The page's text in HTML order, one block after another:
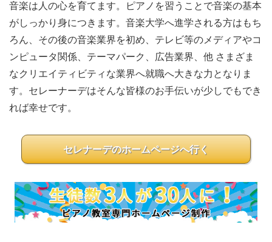
音楽は人の心を育てます。ピアノを習うことで音楽の基本
がしっかり身につきます。音楽大学へ進学される方はもち
ろん、その後の音楽業界を初め、テレビ等のメディアやコ
ンピュータ関係、テーマパーク、広告業界、他 さまざま
なクリエイティビティな業界へ就職へ大きな力となりま
す。セレーナーデはそんな皆様のお手伝いが少しでもでき
れば幸せです。
セレナーデのホームページへ行く